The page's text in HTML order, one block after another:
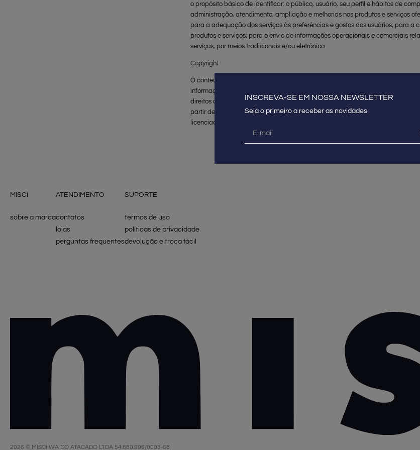
INSCREVA-SE EM NOSSA NEWSLETTER
o propósito básico de identificar: o público, usuário, seu perfil e hábitos de
administração, atendimento, ampliação e melhorias nos produtos e serviços
para a adequação dos serviços às preferências e gostos dos usuários; para a
produtos e serviços; para o envio de informações operacionais e comerciais
serviços, por meios tradicionais e/ou eletrônico.
Copyright
O conteúdo integral deste site, incluindo, textos, gráficos, imagens, sons e
informações, é propriedade da Misci, que detém os direitos de autor sobre o
direitos de autor do mencionado conteúdo estende-se a todas as reproduções
partir deste site. Nenhum conteúdo pode ser modificado, transmitido,
licenciado, transferido ou vendido sem o consentimento prévio, por escrito, do
MISCI
sobre a marca
ATENDIMENTO
contatos
lojas
perguntas frequentes
SUPORTE
termos de uso
políticas de privacidade
devolução e troca fácil
2026 © MISCI WA DO ATACADO LTDA 54.880.996/0003-68